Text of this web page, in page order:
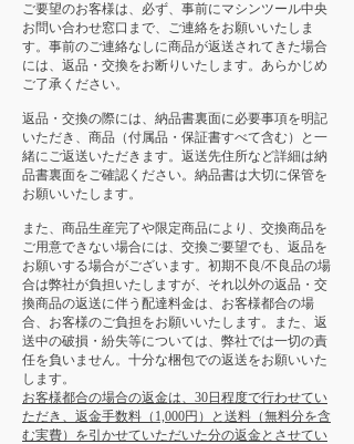
ご要望のお客様は、必ず、事前にマシンツール中央
お問い合わせ窓口まで、ご連絡をお願いいたしま
す。事前のご連絡なしに商品が返送されてきた場合
には、返品・交換をお断りいたします。あらかじめ
ご了承ください。
返品・交換の際には、納品書裏面に必要事項を明記
いただき、商品（付属品・保証書すべて含む）と一
緒にご返送いただきます。返送先住所など詳細は納
品書裏面をご確認ください。納品書は大切に保管を
お願いいたします。
また、商品生産完了や限定商品により、交換商品を
ご用意できない場合には、交換ご要望でも、返品を
お願いする場合がございます。初期不良/不良品の場
合は弊社が負担いたしますが、それ以外の返品・交
換商品の返送に伴う配達料金は、お客様都合の場
合、お客様のご負担をお願いいたします。また、返
送中の破損・紛失等については、弊社では一切の責
任を負いません。十分な梱包での返送をお願いいた
します。
お客様都合の場合の返金は、30日程度で行わせてい
ただき、返金手数料（1,000円）と送料（無料分を含
む実費）を引かせていただいた分の返金とさせてい